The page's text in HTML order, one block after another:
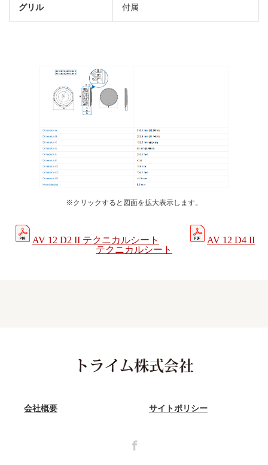
グリル 付属
※クリックすると図面を拡大表示します。
AV 12 D2 II テクニカルシート
AV 12 D4 II
テクニカルシート
会社概要 サイトポリシー